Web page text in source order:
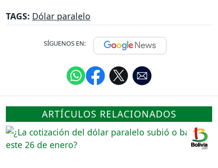
TAGS: Dólar paralelo
SÍGUENOS EN:
ARTÍCULOS RELACIONADOS